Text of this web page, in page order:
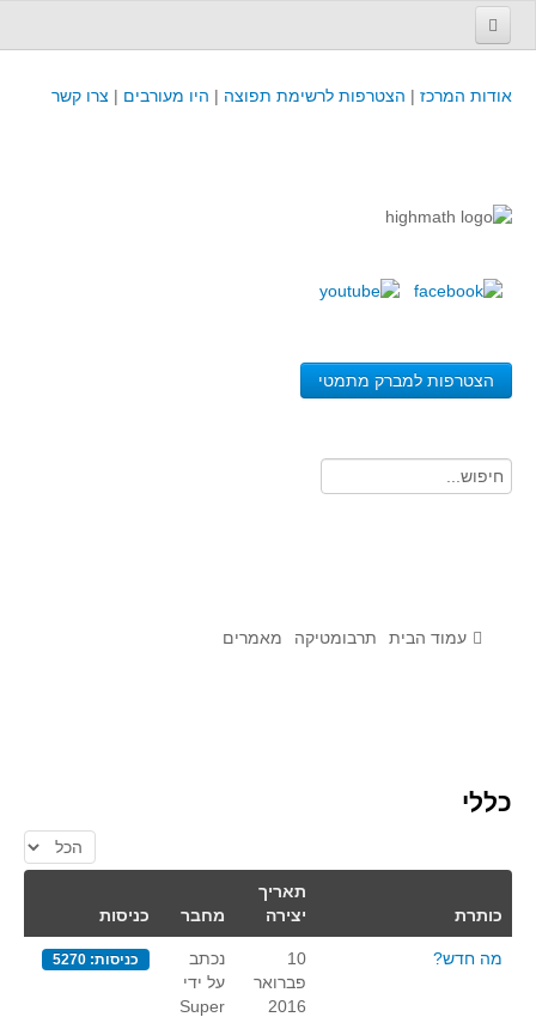
אודות המרכז | הצטרפות לרשימת תפוצה | היו מעורבים | צרו קשר
הצטרפות למברק מתמטי
קורסים והשתלמויות של מרכז המורים - כולל תוצרים
קורסים, כנסים והשתלמויות בארץ - מידע לשנה זו
משאבי הוראה ולמידה
לומדים בחט"ע
בית ספר יסודי
תוצרים מימי עיון וסדנאות - "קשר חם"
אלגברה
עמוד הבית תרבומטיקה מאמרים
כללי
הצגת #
כותרת
תאריך
יצירה
מחבר כניסות
מה חדש?
10
פברואר
2016
נכתב
על ידי
Super
כניסות: 5270